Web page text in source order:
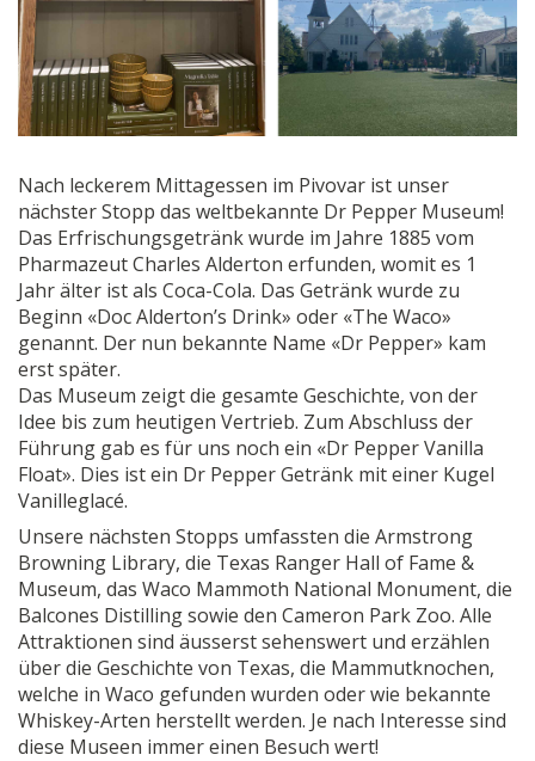
Nach leckerem Mittagessen im Pivovar ist unser
nächster Stopp das weltbekannte Dr Pepper Museum!
Das Erfrischungsgetränk wurde im Jahre 1885 vom
Pharmazeut Charles Alderton erfunden, womit es 1
Jahr älter ist als Coca-Cola. Das Getränk wurde zu
Beginn «Doc Alderton’s Drink» oder «The Waco»
genannt. Der nun bekannte Name «Dr Pepper» kam
erst später.
Das Museum zeigt die gesamte Geschichte, von der
Idee bis zum heutigen Vertrieb. Zum Abschluss der
Führung gab es für uns noch ein «Dr Pepper Vanilla
Float». Dies ist ein Dr Pepper Getränk mit einer Kugel
Vanilleglacé.
Unsere nächsten Stopps umfassten die Armstrong
Browning Library, die Texas Ranger Hall of Fame &
Museum, das Waco Mammoth National Monument, die
Balcones Distilling sowie den Cameron Park Zoo. Alle
Attraktionen sind äusserst sehenswert und erzählen
über die Geschichte von Texas, die Mammutknochen,
welche in Waco gefunden wurden oder wie bekannte
Whiskey-Arten herstellt werden. Je nach Interesse sind
diese Museen immer einen Besuch wert!